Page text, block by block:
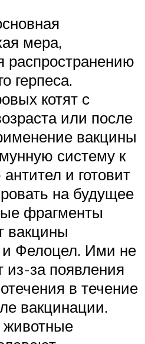
мера,
распространению
герпеса.
котят с
или после
вакцины
систему к
и готовит
на будущее
фрагменты
вакцины
Фелоцел. Ими не
из-за появления
в течение
вакцинации.
животные